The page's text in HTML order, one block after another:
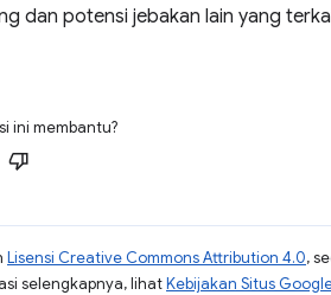
dan potensi jebakan lain yang
ini membantu?
Lisensi Creative Commons Attribution 4.0,
selengkapnya, lihatKebijakan Situs